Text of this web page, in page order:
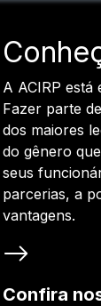
A ACIRP está
Fazer parte
dos maiores
do gênero
seus
parcerias, a
vantagens.
Confira